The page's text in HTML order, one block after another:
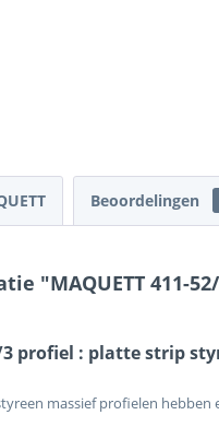
Beoordelingen
"MAQUETT 411-
3 profiel : platte strip
massief profielen